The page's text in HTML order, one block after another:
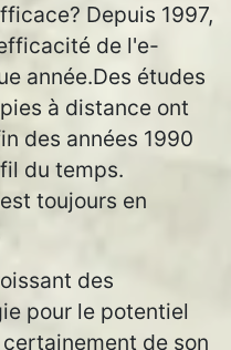
Depuis 1997,
de l'e-
année.Des études
à distance ont
des années 1990
du temps.
toujours en
des
pour le potentiel
de son